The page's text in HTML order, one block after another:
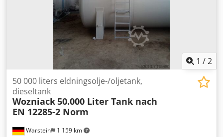
1 /2
Warstein 1 159 km
50 000 liters eldningsolje-/oljetank,
dieseltank
Wozniack50.000 Liter Tank nach
EN 12285-2 Norm